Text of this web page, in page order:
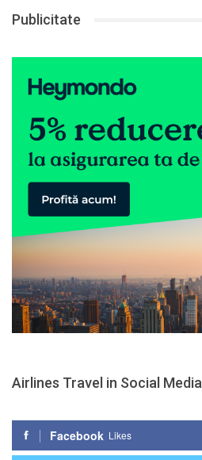
Publicitate
Airlines Travel in Social Media
Facebook Likes